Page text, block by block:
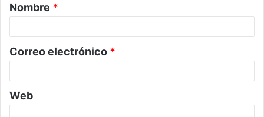
r
o
*
Nombre *
Correo electrónico *
Web